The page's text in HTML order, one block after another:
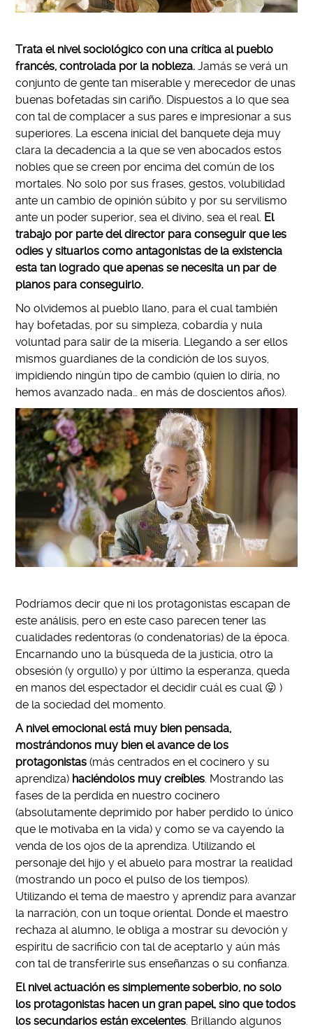
Trata el nivel sociológico con una crítica al pueblo
francés, controlada por la nobleza. Jamás se verá un
conjunto de gente tan miserable y merecedor de unas
buenas bofetadas sin cariño. Dispuestos a lo que sea
con tal de complacer a sus pares e impresionar a sus
superiores. La escena inicial del banquete deja muy
clara la decadencia a la que se ven abocados estos
nobles que se creen por encima del común de los
mortales. No solo por sus frases, gestos, volubilidad
ante un cambio de opinión súbito y por su servilismo
ante un poder superior, sea el divino, sea el real. El
trabajo por parte del director para conseguir que les
odies y situarlos como antagonistas de la existencia
esta tan logrado que apenas se necesita un par de
planos para conseguirlo.
No olvidemos al pueblo llano, para el cual también
hay bofetadas, por su simpleza, cobardía y nula
voluntad para salir de la miseria. Llegando a ser ellos
mismos guardianes de la condición de los suyos,
impidiendo ningún tipo de cambio (quien lo diría, no
hemos avanzado nada… en más de doscientos años).
Podríamos decir que ni los protagonistas escapan de
este análisis, pero en este caso parecen tener las
cualidades redentoras (o condenatorias) de la época.
Encarnando uno la búsqueda de la justicia, otro la
obsesión (y orgullo) y por último la esperanza, queda
en manos del espectador el decidir cuál es cual 😛 )
de la sociedad del momento.
A nivel emocional está muy bien pensada,
mostrándonos muy bien el avance de los
protagonistas (más centrados en el cocinero y su
aprendiza) haciéndolos muy creíbles . Mostrando las
fases de la perdida en nuestro cocinero
(absolutamente deprimido por haber perdido lo único
que le motivaba en la vida) y como se va cayendo la
venda de los ojos de la aprendiza. Utilizando el
personaje del hijo y el abuelo para mostrar la realidad
(mostrando un poco el pulso de los tiempos).
Utilizando el tema de maestro y aprendiz para avanzar
la narración, con un toque oriental. Donde el maestro
rechaza al alumno, le obliga a mostrar su devoción y
espíritu de sacrificio con tal de aceptarlo y aún más
con tal de transferirle sus enseñanzas o su confianza.
El nivel actuación es simplemente soberbio, no solo
los protagonistas hacen un gran papel, sino que todos
los secundarios están excelentes . Brillando algunos